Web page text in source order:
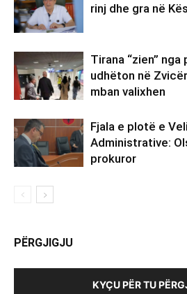
rinj dhe gra në
Tirana “zien”
udhëton në
mban valixhen
Fjala e plotë e
Administrative:
prokuror
PËRGJIGJU
KYÇU PËR TU